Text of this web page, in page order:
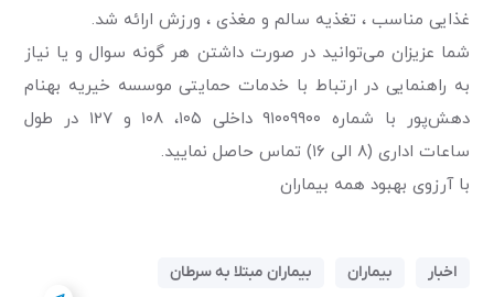
غذایی مناسب ، تغذیه سالم و مغذی ، ورزش ارائه شد.
شما عزیزان می‌توانید در صورت داشتن هر گونه سوال و یا نیاز
به راهنمایی در ارتباط با خدمات حمایتی موسسه خیریه بهنام
دهش‌پور با شماره ۹۱۰۰۹۹۰۰ داخلی ۱۰۵، ۱۰۸ و ۱۲۷ در طول
ساعات اداری (۸ الی ۱۶) تماس حاصل نمایید.
با آرزوی بهبود همه بیماران
اخبار بیماران بیماران مبتلا به سرطان